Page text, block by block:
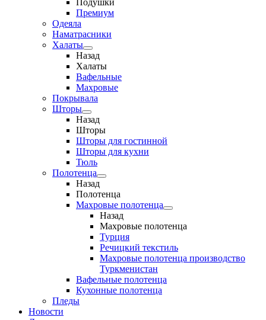
Подушки
Премиум
Одеяла
Наматрасники
Халаты
Назад
Халаты
Вафельные
Махровые
Покрывала
Шторы
Назад
Шторы
Шторы для гостинной
Шторы для кухни
Тюль
Полотенца
Назад
Полотенца
Махровые полотенца
Назад
Махровые полотенца
Турция
Речицкий текстиль
Махровые полотенца производство
Туркменистан
Вафельные полотенца
Кухонные полотенца
Пледы
Новости